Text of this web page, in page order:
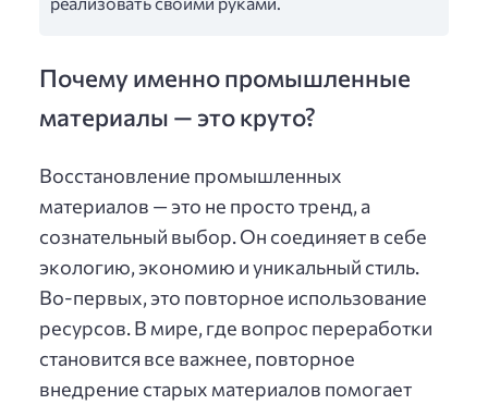
Почему именно промышленные
материалы — это круто?
Восстановление промышленных
материалов — это не просто тренд, а
сознательный выбор. Он соединяет в себе
экологию, экономию и уникальный стиль.
Во-первых, это повторное использование
ресурсов. В мире, где вопрос переработки
становится все важнее, повторное
внедрение старых материалов помогает